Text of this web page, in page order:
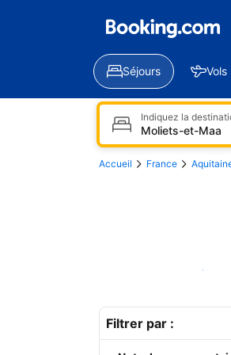
Séjours Vols
Indiquez la
Accueil France
Voir sur la
Filtrer par :